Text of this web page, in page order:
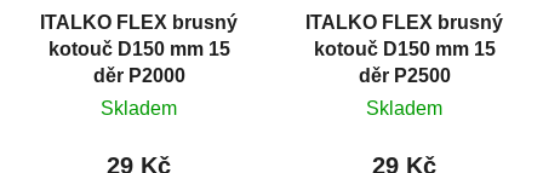
ITALKO FLEX brusný
kotouč D150 mm 15
děr P2000
Skladem
29 Kč
ITALKO FLEX brusný
kotouč D150 mm 15
děr P2500
Skladem
29 Kč